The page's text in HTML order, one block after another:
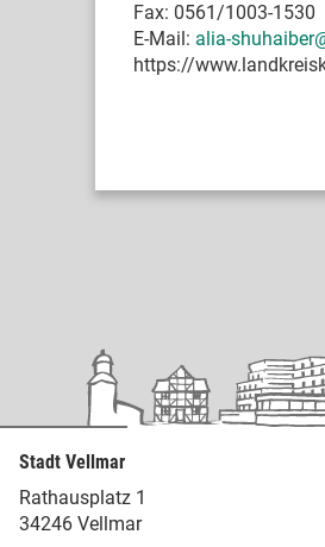
Fax: 0561/1003-1530
E-Mail: alia-
https://
Stadt Vellmar
Rathausplatz 1
34246 Vellmar